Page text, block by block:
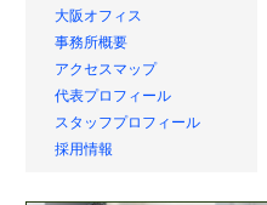
大阪オフィス
事務所概要
アクセスマップ
代表プロフィール
スタッフプロフィール
採用情報